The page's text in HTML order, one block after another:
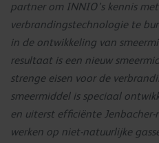
partner om INNIO’s kennis
verbrandingstechnologie te
in de ontwikkeling van
resultaat is een nieuw
strenge eisen voor de
smeermiddel is speciaal
en uiterst efficiënte
werken op niet-natuurlijke